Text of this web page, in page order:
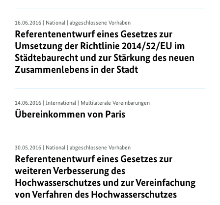
nicht
die
amtliche
Fassung.
Diese
finden
Sie
nur
.
Die
neuen
Vorschriften
des
16.06.2016 | National | abgeschlossene Vorhaben
Referentenentwurf eines Gesetzes zur
Umsetzung der Richtlinie 2014/52/EU im
Städtebaurecht und zur Stärkung des neuen
Zusammenlebens in der Stadt
14.06.2016 | International | Multilaterale Vereinbarungen
Übereinkommen von Paris
30.05.2016 | National | abgeschlossene Vorhaben
Referentenentwurf eines Gesetzes zur
weiteren Verbesserung des
Hochwasserschutzes und zur Vereinfachung
von Verfahren des Hochwasserschutzes